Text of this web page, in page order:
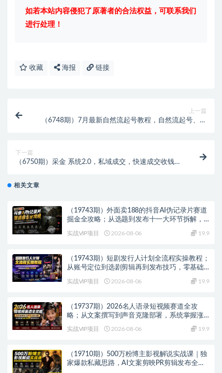
如若本站内容侵犯了原著者的合法权益，可联系我们
进行处理！
收藏 海报 链接
上一篇
（6748期）7月最新自然流起号教程，自然流起号、主
下一篇
（6750期）采金 系统2.0，私域成交，快速成交收钱，
相关文章
（19743期）外面卖188的抖音AI伪记录片赛道
掘金全攻略；从选题到发布十一大环节拆解，
实战VIP项目 2026-08-06 19.9
（19743期）短剧发行人计划全流程实操教程；
从账号定位到选剧剪辑再到发布技巧，零基础
实战VIP项目 2026-08-06 19.9
（19737期）2026名人语录短视频赛道全攻
略；从文案撰写到声音克隆部署，系统掌握涨
实战VIP项目 2026-08-06 19.9
（19710期）500万粉博主影视解说实战课｜独
家爆款私藏思路，AI文案剪映PR剪辑发布全流